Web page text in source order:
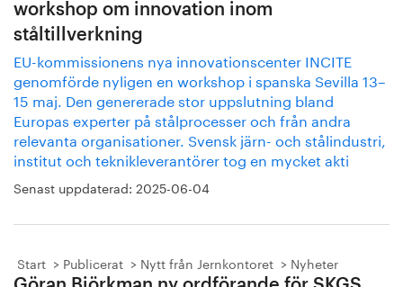
workshop om innovation inom
ståltillverkning
EU-kommissionens nya innovationscenter INCITE
genomförde nyligen en workshop i spanska Sevilla 13–
15 maj. Den genererade stor uppslutning bland
Europas experter på stålprocesser och från andra
relevanta organisationer. Svensk järn- och stålindustri,
institut och teknikleverantörer tog en mycket akti
Senast uppdaterad: 2025-06-04
Start Publicerat Nytt från Jernkontoret Nyheter